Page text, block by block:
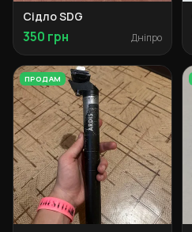
Сідло SDG
350 грн Дніпро
ПРОДАМ